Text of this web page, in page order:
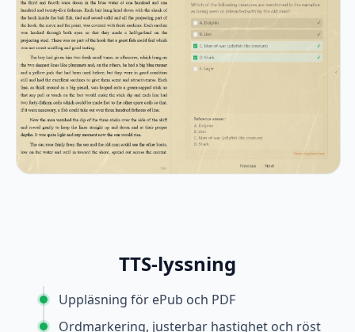
TTS-lyssning
Uppläsning för ePub och PDF
Ordmarkering, justerbar hastighet och röst